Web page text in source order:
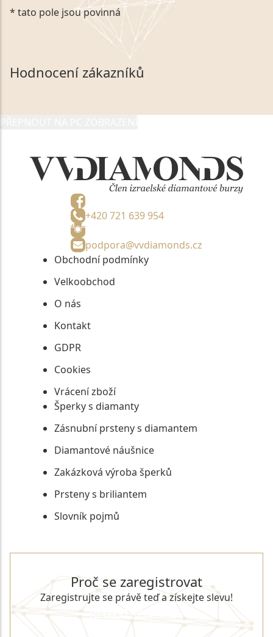
Kliknutím na výše uvedený odkaz, v souladu se
zákonem č. 101/2000 Sb. v platném znění výslovně
souhlasím se zpracováním a uchováním veškerých
mých osobních údajů, které poskytuji prostřednictvím
společnosti VVDiamonds s.r.o., IČO: 05892481. Tyto
údaje poskytuji společnosti VVDiamonds s.r.o., IČO:
* tato pole jsou povinná
Hodnocení zákazníků
+420 721 639 954
podpora@vvdiamonds.cz
Obchodní podmínky
Velkoobchod
O nás
Kontakt
GDPR
Cookies
Vrácení zboží
Šperky s diamanty
Zásnubní prsteny s diamantem
Diamantové náušnice
Zakázková výroba šperků
Prsteny s briliantem
Slovník pojmů
Proč se zaregistrovat
Zaregistrujte se právě teď a získejte slevu!
REGISTROVAT SE